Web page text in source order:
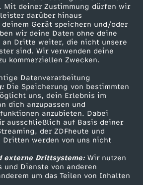
Mit deiner Zustimmung dürfen wir
darüber hinaus
Gerät speichern und/oder
wir deine Daten ohne deine
Dritte weiter, die nicht unsere
sind. Wir verwenden deine
kommerziellen Zwecken.
Datenverarbeitung
Die Speicherung von bestimmten
uns, dein Erlebnis im
dich anzupassen und
anzubieten. Dabei
ausschließlich auf Basis deiner
der ZDFheute und
Dritten werden von uns nicht
externe Drittsysteme:Wir nutzen
und Dienste von anderen
um das Teilen von Inhalten
Service
ZDFmitreden
Kontakt zum ZDF
Tickets
Zuschauerservice
Hilfe